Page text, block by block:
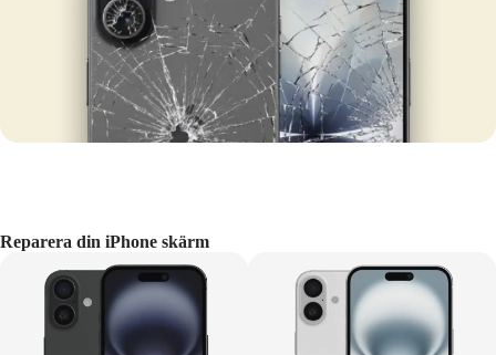
Reparera din iPhone skärm